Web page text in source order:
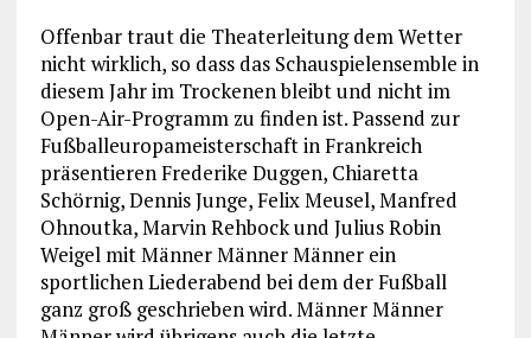
Offenbar traut die Theaterleitung dem Wetter
nicht wirklich, so dass das Schauspielensemble in
diesem Jahr im Trockenen bleibt und nicht im
Open-Air-Programm zu finden ist. Passend zur
Fußballeuropameisterschaft in Frankreich
präsentieren Frederike Duggen, Chiaretta
Schörnig, Dennis Junge, Felix Meusel, Manfred
Ohnoutka, Marvin Rehbock und Julius Robin
Weigel mit Männer Männer Männer ein
sportlichen Liederabend bei dem der Fußball
ganz groß geschrieben wird. Männer Männer